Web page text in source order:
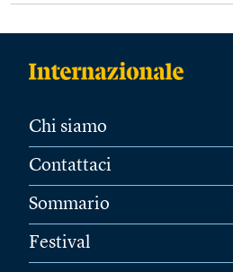
Chi siamo
Contattaci
Sommario
Festival